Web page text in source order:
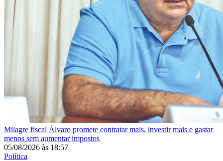
Milagre fiscal Álvaro promete contratar mais, investir mais e gastar
menos sem aumentar impostos
05/08/2026 às 18:57
Política